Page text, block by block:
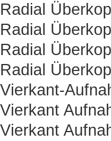
Radial
Radial
Radial
Radial
Vierkant-
Vierkant
Vierkant